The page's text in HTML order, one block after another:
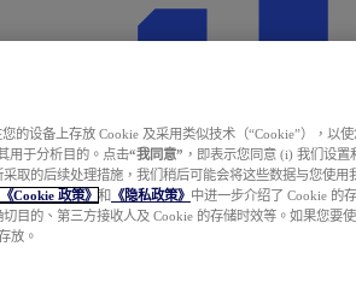
的设备上存放 Cookie 及采用类似技术（“Cookie”），以
用于分析目的。点击“我同意” ，即表示您同意 (i) 我们设
取的后续处理措施，我们稍后可能会将这些数据与您使用
《Cookie 政策》 和 《隐私政策》 中进一步介绍了 Cookie 的
目的、第三方接收人及 Cookie 的存储时效等。如果您要
放。